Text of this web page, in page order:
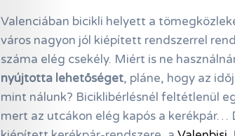
Valenciában bicikli helyett a
város nagyon jól kiépített rendszerrel
száma elég csekély. Miért is ne
nyújtotta lehetőséget, pláne, hogy az
mint nálunk? Biciklibérlésnél feltétlenül
mert az utcákon elég kapós a kerékpár…